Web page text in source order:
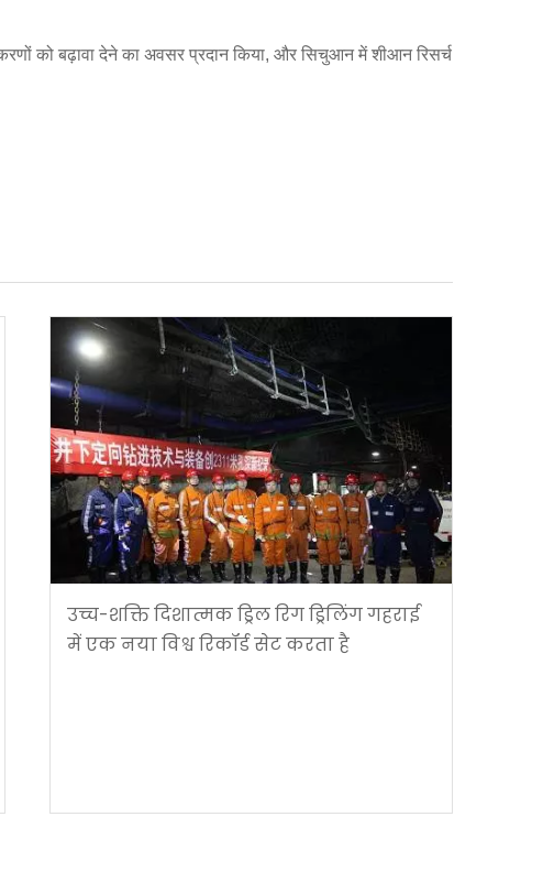
को बढ़ावा देने का अवसर प्रदान किया, और सिचुआन में शीआन रिसर्च
उच्च-शक्ति दिशात्मक ड्रिल रिग ड्रिलिंग गहराई
में एक नया विश्व रिकॉर्ड सेट करता है